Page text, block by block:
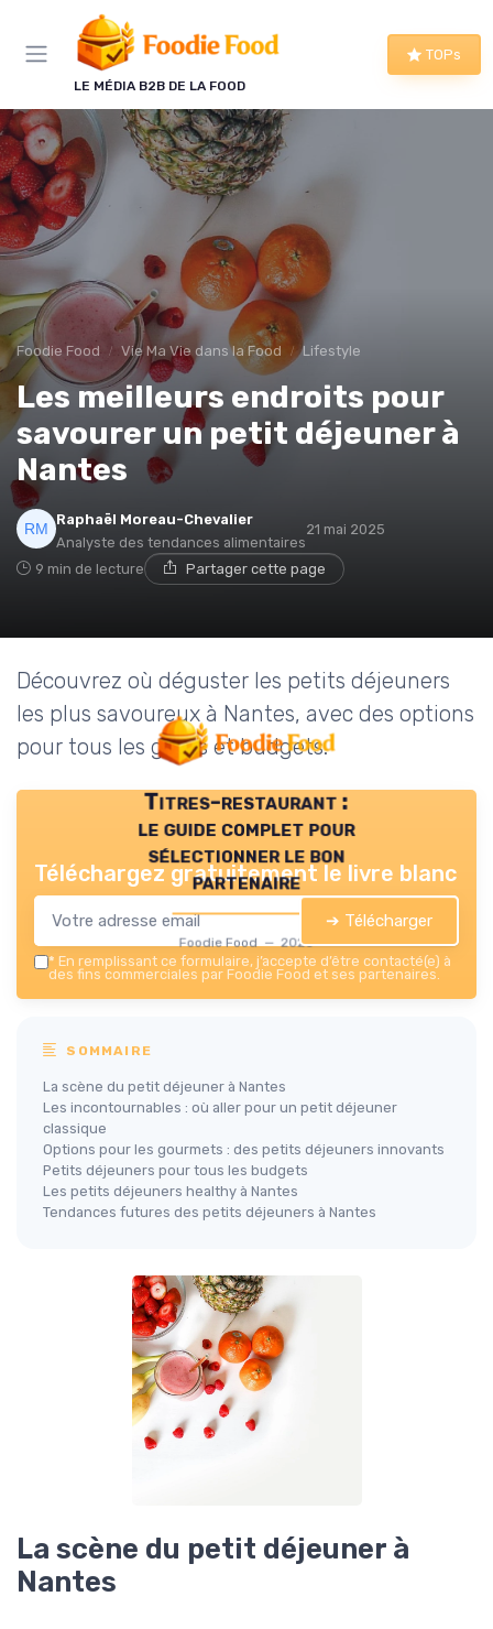
LE MÉDIA B2B DE LA FOOD
TOPs
Foodie Food Vie Ma Vie dans la Food Lifestyle
Les meilleurs endroits pour
savourer un petit déjeuner à
Nantes
Raphaël Moreau-Chevalier
Analyste des tendances alimentaires
21 mai 2025
9 min de lecture Partager cette page
Découvrez où déguster les petits déjeuners
les plus savoureux à Nantes, avec des options
pour tous les goûts et budgets.
Titres-restaurant :
le guide complet pour
sélectionner le bon
partenaire
Foodie Food — 2026
Téléchargez gratuitement le livre blanc
➔ Télécharger
* En remplissant ce formulaire, j’accepte d’être contacté(e) à
des fins commerciales par Foodie Food et ses partenaires.
SOMMAIRE
La scène du petit déjeuner à Nantes
Les incontournables : où aller pour un petit déjeuner
classique
Options pour les gourmets : des petits déjeuners innovants
Petits déjeuners pour tous les budgets
Les petits déjeuners healthy à Nantes
Tendances futures des petits déjeuners à Nantes
La scène du petit déjeuner à
Nantes
Panneau de gestion des cookies